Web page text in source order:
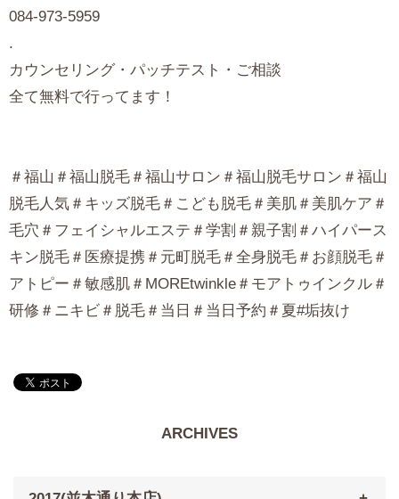
084-973-5959
.
カウンセリング・パッチテスト・ご相談
全て無料で行ってます！
＃福山＃福山脱毛＃福山サロン＃福山脱毛サロン＃福山
脱毛人気＃キッズ脱毛＃こども脱毛＃美肌＃美肌ケア＃
毛穴＃フェイシャルエステ＃学割＃親子割＃ハイパース
キン脱毛＃医療提携＃元町脱毛＃全身脱毛＃お顔脱毛＃
アトピー＃敏感肌＃MOREtwinkle＃モアトゥインクル＃
研修＃ニキビ＃脱毛＃当日＃当日予約＃夏#垢抜け
ARCHIVES